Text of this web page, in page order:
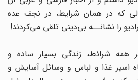
که در همان شرایط، در نجف عده
را نشانــه بی‌دینی تلقی می‌کردند!
شرائط، زندگی بسیار ساده و
غذا و لباس و وسائل آسایش و